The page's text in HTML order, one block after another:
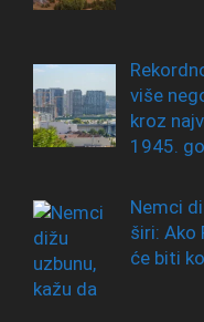
više
kroz
1945.
Nemci
širi: Ako
će biti